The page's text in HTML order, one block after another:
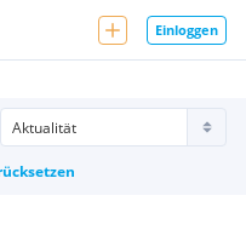
Einloggen